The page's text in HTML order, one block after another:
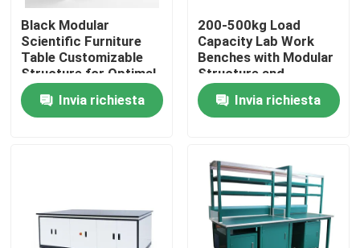
Controllo di qualità
Contattaci
Cappuccio del vapore del laboratorio
Black Modular
Scientific Furniture
Table Customizable
Structure for Optimal
Functionality and
Space Utilization
Invia richiesta
200-500kg Load
Capacity Lab Work
Benches with Modular
Structure and
Optional Accessories
Invia richiesta